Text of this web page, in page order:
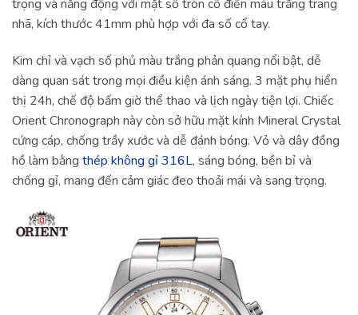
trọng và năng động với mặt số tròn cổ điển màu trắng trang
nhã, kích thước 41mm phù hợp với đa số cổ tay.
Kim chỉ và vạch số phủ màu trắng phản quang nổi bật, dễ
dàng quan sát trong mọi điều kiện ánh sáng. 3 mặt phụ hiển
thị 24h, chế độ bấm giờ thể thao và lịch ngày tiện lợi. Chiếc
Orient Chronograph này còn sở hữu mặt kính Mineral Crystal
cứng cáp, chống trầy xước và dễ đánh bóng. Vỏ và dây đồng
hồ làm bằng thép không gỉ 316L, sáng bóng, bền bỉ và
chống gỉ, mang đến cảm giác đeo thoải mái và sang trọng.